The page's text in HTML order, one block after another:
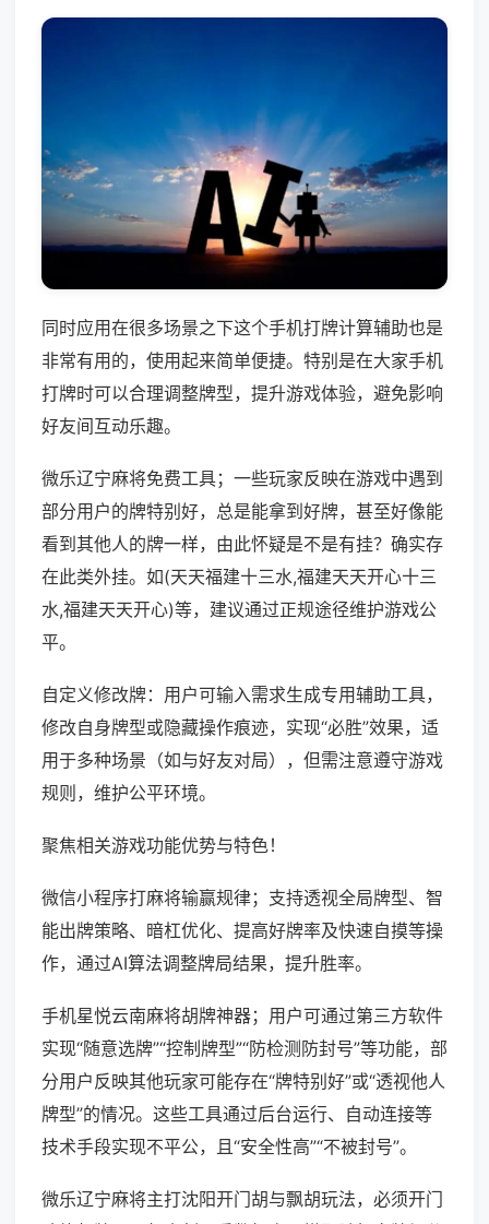
同时应用在很多场景之下这个手机打牌计算辅助也是
非常有用的，使用起来简单便捷。特别是在大家手机
打牌时可以合理调整牌型，提升游戏体验，避免影响
好友间互动乐趣。
微乐辽宁麻将免费工具；一些玩家反映在游戏中遇到
部分用户的牌特别好，总是能拿到好牌，甚至好像能
看到其他人的牌一样，由此怀疑是不是有挂？确实存
在此类外挂。如(天天福建十三水,福建天天开心十三
水,福建天天开心)等，建议通过正规途径维护游戏公
平。
自定义修改牌：用户可输入需求生成专用辅助工具，
修改自身牌型或隐藏操作痕迹，实现“必胜”效果，适
用于多种场景（如与好友对局），但需注意遵守游戏
规则，维护公平环境。
聚焦相关游戏功能优势与特色！
微信小程序打麻将输赢规律；支持透视全局牌型、智
能出牌策略、暗杠优化、提高好牌率及快速自摸等操
作，通过AI算法调整牌局结果，提升胜率。
手机星悦云南麻将胡牌神器；用户可通过第三方软件
实现“随意选牌”“控制牌型”“防检测防封号”等功能，部
分用户反映其他玩家可能存在“牌特别好”或“透视他人
牌型”的情况。这些工具通过后台运行、自动连接等
技术手段实现不平公，且“安全性高”“不被封号”。
微乐辽宁麻将主打沈阳开门胡与飘胡玩法，必须开门